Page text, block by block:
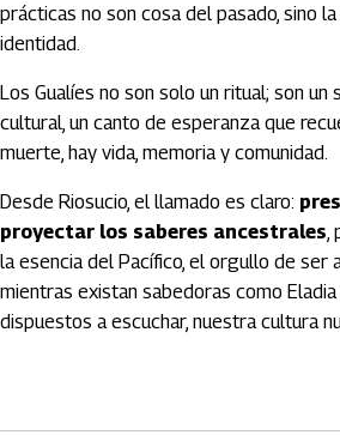
prácticas no son cosa del pasado, sino
identidad.
Los Gualíes no son solo un ritual; son
cultural, un canto de esperanza que
muerte, hay vida, memoria y comunidad.
Desde Riosucio, el llamado es claro:
proyectar los saberes ancestrales
la esencia del Pacífico, el orgullo de ser
mientras existan sabedoras como
dispuestos a escuchar, nuestra cultura